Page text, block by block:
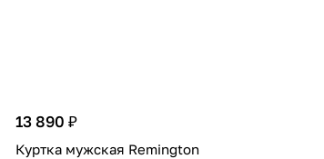
13 890 ₽
Куртка мужская Remington